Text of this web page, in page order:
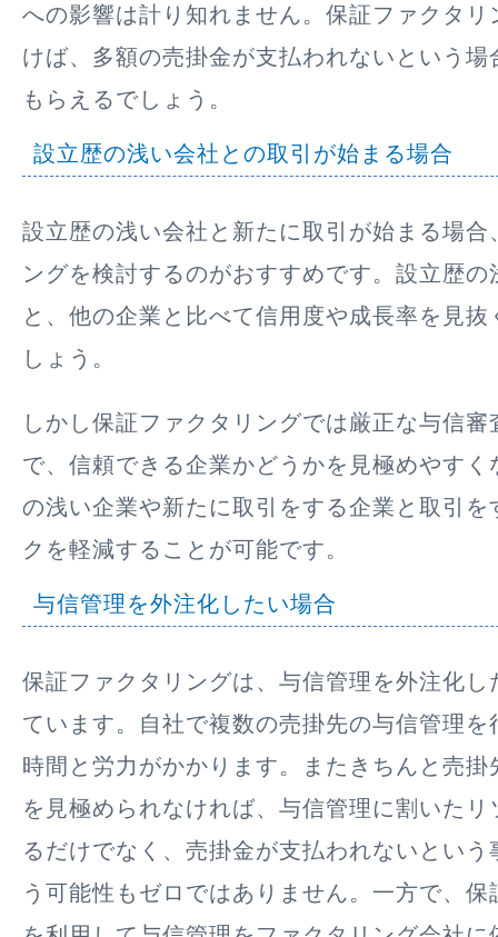
への影響は計り知れません。保証ファクタリ
けば、多額の売掛金が支払われないという場
もらえるでしょう。
設立歴の浅い会社との取引が始まる場合
設立歴の浅い会社と新たに取引が始まる場合
ングを検討するのがおすすめです。設立歴の
と、他の企業と比べて信用度や成長率を見
しょう。
しかし保証ファクタリングでは厳正な与信
で、信頼できる企業かどうかを見極めやすく
の浅い企業や新たに取引をする企業と取引を
クを軽減することが可能です。
与信管理を外注化したい場合
保証ファクタリングは、与信管理を外注化し
ています。自社で複数の売掛先の与信管理を
時間と労力がかかります。またきちんと売掛
を見極められなければ、与信管理に割いた
るだけでなく、売掛金が支払われないとい
う可能性もゼロではありません。一方で、